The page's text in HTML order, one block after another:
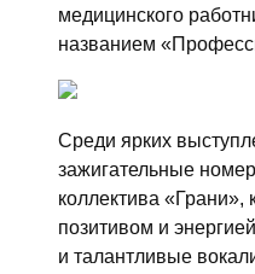
медицинского
названием
Среди ярких
зажигательные
коллектива «Грани»,
позитивом и
и талантливые